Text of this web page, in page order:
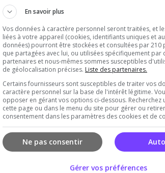
War of nation
🌍⚔️ WAR OF NATION –
nous rejoindre ? 🌍
joueurs venus des
une...
En savoir plus
Vos données à caractère personnel seront traitées, et
liées à votre appareil (cookies, identifiants uniques et
données) pourront être stockées et consultées par 210
que partagées avec lui, ou utilisées spécifiquement par
partenaires et nous-mêmes sommes susceptibles
de géolocalisation précises. Liste des partenaires.
Certains fournisseurs sont susceptibles de traiter vos
caractère personnel sur la base de l'intérêt légitime.
opposer en gérant vos options ci-dessous. Recherchez
cette page ou dans le menu du site pour gérer ou
consentement dans les paramètres des cookies et de
Ne pas consentir
Gérer vos préférences